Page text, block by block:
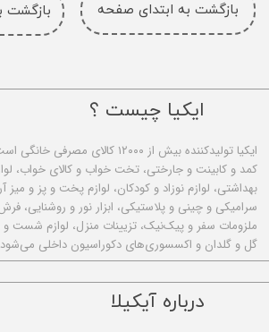
بازگشت به ابتدای صفحه
​درباره آیکیلا
ایکیا چیست ؟
ا​یکیا تولیدکننده بیش از ۱۲۰۰۰ کالای
کمد و کابینت و جارختی، تخت خواب و کالای خواب،
بهداشتی، لوازم نوزاد و کودکان، لوازم پخت و پز و میز
سرامیکی و چینی و پلاستیکی، ابزار نور و روشنایی،
ملزومات سفر و پیک‌نیک، تزیینات منزل، لوازم
گل و گلدان و اکسسوری‌های دکوراسیون داخلی